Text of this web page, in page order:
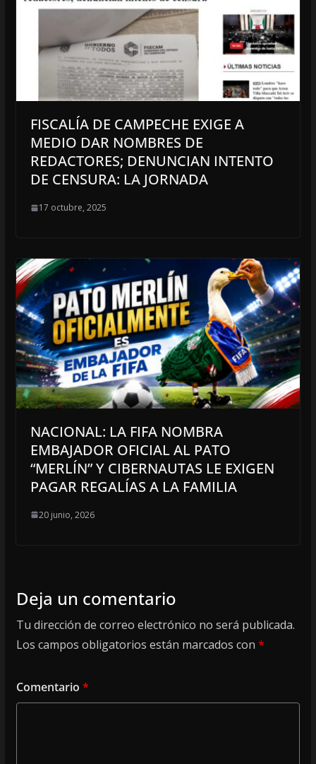
FISCALÍA DE CAMPECHE EXIGE A
MEDIO DAR NOMBRES DE
REDACTORES; DENUNCIAN INTENTO
DE CENSURA: LA JORNADA
17 octubre, 2025
NACIONAL: LA FIFA NOMBRA
EMBAJADOR OFICIAL AL PATO
“MERLÍN” Y CIBERNAUTAS LE EXIGEN
PAGAR REGALÍAS A LA FAMILIA
20 junio, 2026
Deja un comentario
Tu dirección de correo electrónico no será publicada.
Los campos obligatorios están marcados con *
Comentario *